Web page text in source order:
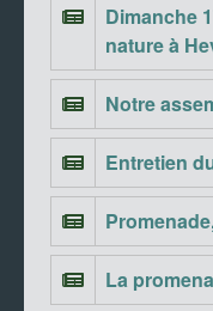
Dimanche
nature à
Notre
Entretien
La